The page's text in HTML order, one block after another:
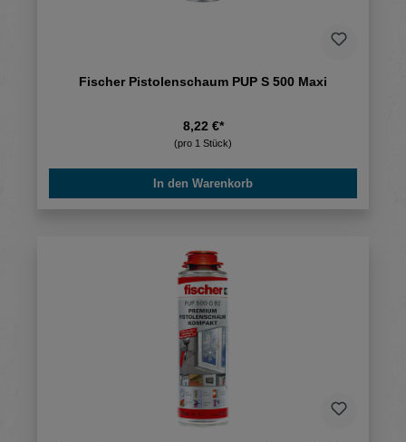
Fischer Pistolenschaum PUP S 500 Maxi
8,22 €*
(pro 1 Stück)
In den Warenkorb